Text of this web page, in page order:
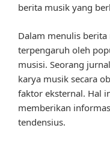
berita musik yang
Dalam menulis
terpengaruh oleh
musisi. Seorang
karya musik secara
faktor eksternal. Hal
memberikan
tendensius.